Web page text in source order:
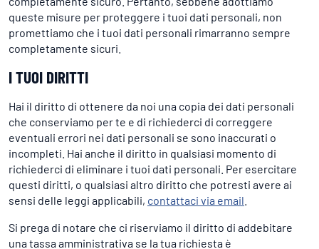
queste misure per proteggere i tuoi dati personali, non
promettiamo che i tuoi dati personali rimarranno sempre
completamente sicuri.
I TUOI DIRITTI
Hai il diritto di ottenere da noi una copia dei dati personali
che conserviamo per te e di richiederci di correggere
eventuali errori nei dati personali se sono inaccurati o
incompleti. Hai anche il diritto in qualsiasi momento di
richiederci di eliminare i tuoi dati personali. Per esercitare
questi diritti, o qualsiasi altro diritto che potresti avere ai
sensi delle leggi applicabili, contattaci via email
Si prega di notare che ci riserviamo il diritto di addebitare
una tassa amministrativa se la tua richiesta è